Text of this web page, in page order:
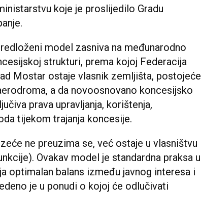
koje je proslijedilo Gradu
model zasniva na međunarodno
strukturi, prema kojoj Federacija
Mostar ostaje vlasnik zemljišta, postojeće
a da novoosnovano koncesijsko
prava upravljanja, korištenja,
tijekom trajanja koncesije.
ne preuzima se, već ostaje u vlasništvu
Ovakav model je standardna praksa u
optimalan balans između javnog interesa i
je u ponudi o kojoj će odlučivati